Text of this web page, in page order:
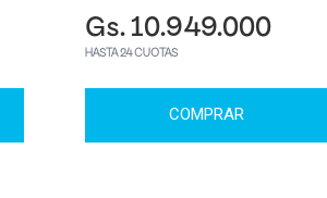
Gs. 10.949.000
HASTA 24 CUOTAS
COMPRAR